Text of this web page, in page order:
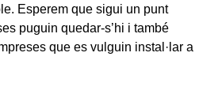
Esperem que sigui un punt
puguin quedar-s’hi i també
que es vulguin instal·lar a